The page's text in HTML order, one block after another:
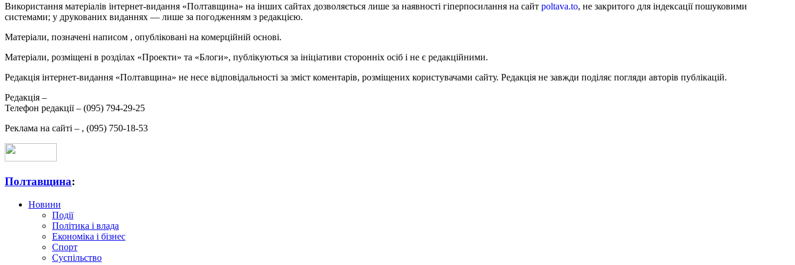
Використання матеріалів інтернет-видання «Полтавщина» на інших сайтах дозволяється лише за наявності гіперпосилання на сайт poltava.to, не закритого для індексації пошуковими
системами; у друкованих виданнях — лише за погодженням з редакцією.
Матеріали, позначені написом , опубліковані на комерційній основі.
Матеріали, розміщені в розділах «Проекти» та «Блоги», публікуються за ініціативи сторонніх осіб і не є редакційними.
Редакція інтернет-видання «Полтавщина» не несе відповідальності за зміст коментарів, розміщених користувачами сайту. Редакція не завжди поділяє погляди авторів публікацій.
Редакція –
Телефон редакції – (095) 794-29-25
Реклама на сайті – , (095) 750-18-53
Полтавщина:
Новини
Події
Політика і влада
Економіка і бізнес
Спорт
Суспільство